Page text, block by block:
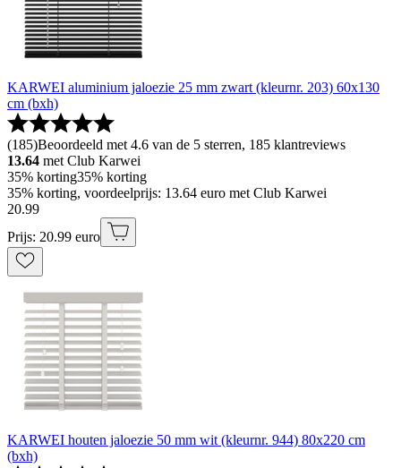
KARWEI aluminium jaloezie 25 mm zwart (kleurnr. 203) 60x130
cm (bxh)
(185)Beoordeeld met 4.6 van de 5 sterren, 185 klantreviews
13.64 met Club Karwei
35% korting35% korting
35% korting, voordeelprijs: 13.64 euro met Club Karwei
20.99
Prijs: 20.99 euro
KARWEI houten jaloezie 50 mm wit (kleurnr. 944) 80x220 cm
(bxh)